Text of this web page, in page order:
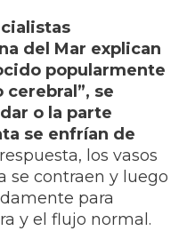
del Mar explican
popularmente
se
o la parte
se enfrían de
los vasos
se contraen y luego
para
y el flujo normal.